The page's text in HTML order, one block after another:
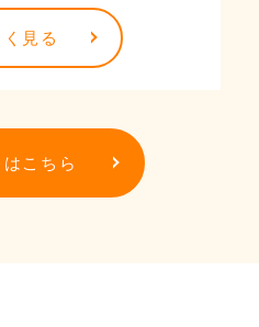
見る
こちら